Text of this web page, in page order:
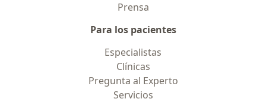
Prensa
Para los pacientes
Especialistas
Clínicas
Pregunta al Experto
Servicios